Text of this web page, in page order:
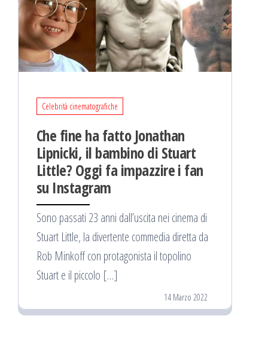
Celebrità cinematografiche
Che fine ha fatto Jonathan
Lipnicki, il bambino di Stuart
Little? Oggi fa impazzire i fan
su Instagram
Sono passati 23 anni dall’uscita nei cinema di
Stuart Little, la divertente commedia diretta da
Rob Minkoff con protagonista il topolino
Stuart e il piccolo […]
14 Marzo 2022